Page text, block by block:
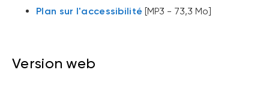
Plan sur l'accessibilité [MP3 - 73,3 Mo]
Version web